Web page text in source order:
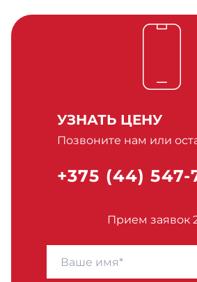
УЗНАТЬ ЦЕНУ
Позвоните нам или
+375 (44) 547-
Прием заявок